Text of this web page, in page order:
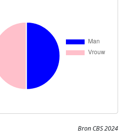
Bron CBS 2024